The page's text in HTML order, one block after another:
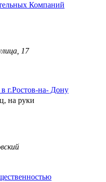
Компаний
17
г.Ростов-на- Дону
на руки